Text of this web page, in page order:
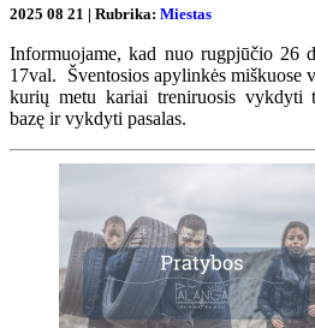
2025 08 21 | Rubrika: Miestas
Informuojame, kad nuo rugpjūčio
17val. Šventosios apylinkės miškuose
kurių metu kariai treniruosis vykdyti
bazę ir vykdyti pasalas.